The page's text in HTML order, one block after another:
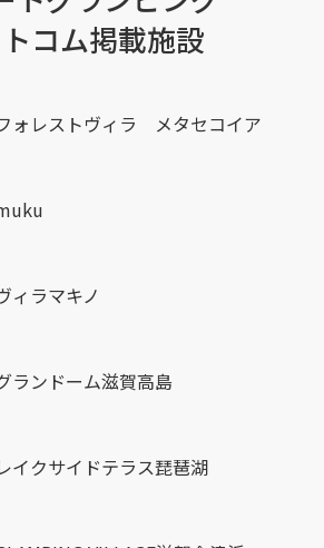
コム掲載施設
ォレストヴィラ メタセコイア
ィラマキノ
ランドーム滋賀高島
イクサイドテラス琵琶湖